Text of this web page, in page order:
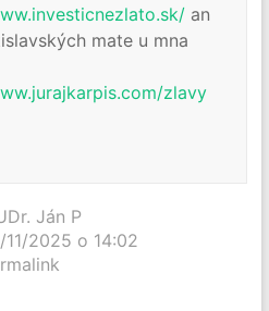
an
mate u mna
zlavy
Ján P
11/2025 o 14:02